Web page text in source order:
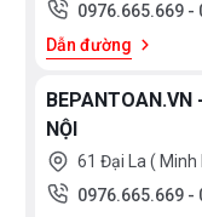
Tùy vào chất
chọn chương trình
bạn.
0976.665.669 -
Dẫn đường
NỘI
61 Đại La ( Minh
0976.665.669 -